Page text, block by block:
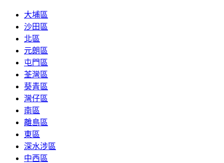
大埔區
沙田區
北區
元朗區
屯門區
荃灣區
葵青區
灣仔區
南區
離島區
東區
深水涉區
中西區